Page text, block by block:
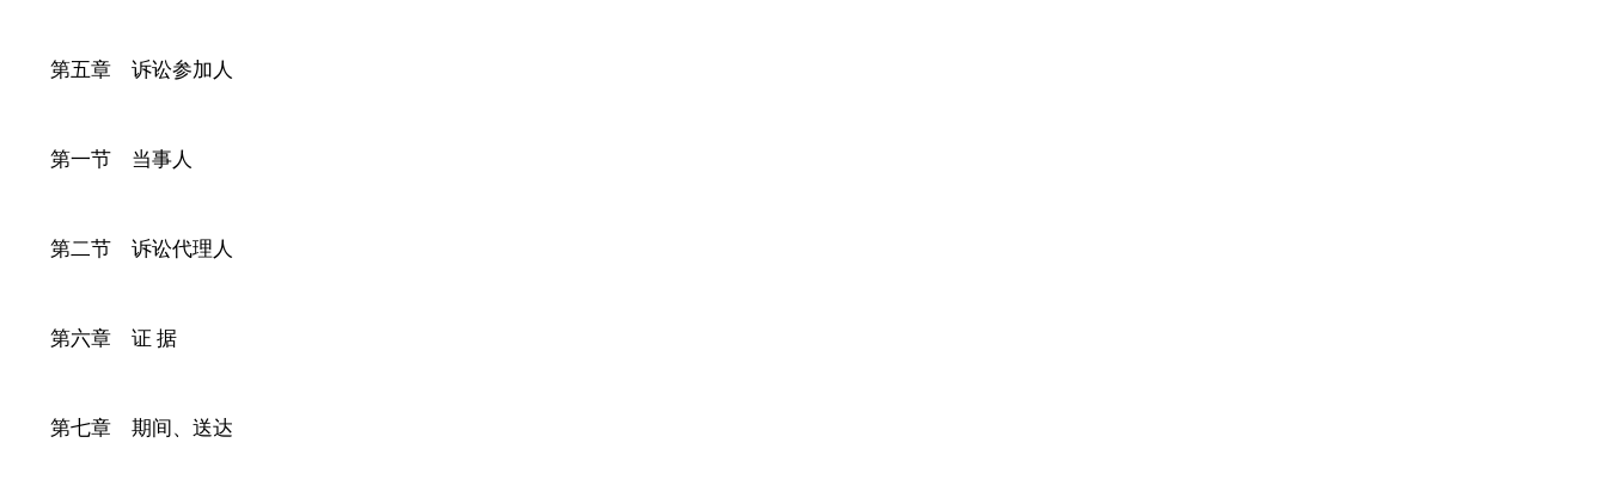
第五章 诉讼参加人
第一节 当事人
第二节 诉讼代理人
第六章 证 据
第七章 期间、送达